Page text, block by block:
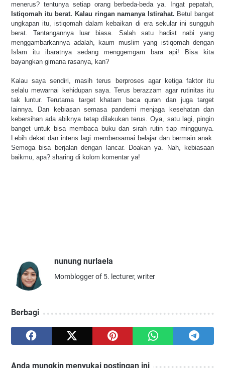
menerus? tentunya setiap orang berbeda-beda ya. Ingat pepatah,
Istiqomah itu berat. Kalau ringan namanya Istirahat. Betul banget
ungkapan itu, istiqomah dalam kebaikan di era sekular ini sungguh
berat. Tantangannya luar biasa. Salah satu hadist nabi yang
menggambarkannya adalah, kaum muslim yang istiqomah dengan
Islam itu ibaratnya sedang menggemgam bara api! Bisa kita
bayangkan gimana rasanya, kan?
Kalau saya sendiri, masih terus berproses agar ketiga faktor itu
selalu mewarnai kehidupan saya. Terus berazzam agar rutinitas itu
tak luntur. Terutama target khatam baca quran dan juga target
lainnya. Dan kebiasan semasa pandemi menjaga kesehatan dan
kebersihan ada abiknya tetap dilakukan terus. Oya, satu lagi, pingin
banget untuk bisa membaca buku dan sirah rutin tiap minggunya.
Lebih dekat dan intens lagi membersamai belajar dan bermain anak.
Semoga bisa berjalan dengan lancar. Doakan ya. Nah, kebiasaan
baikmu, apa? sharing di kolom komentar ya!
nunung nurlaela
Momblogger of 5. lecturer, writer
Berbagi
Anda mungkin menyukai postingan ini